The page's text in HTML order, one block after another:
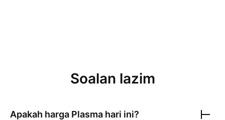
Soalan lazim
Apakah harga Plasma hari ini?